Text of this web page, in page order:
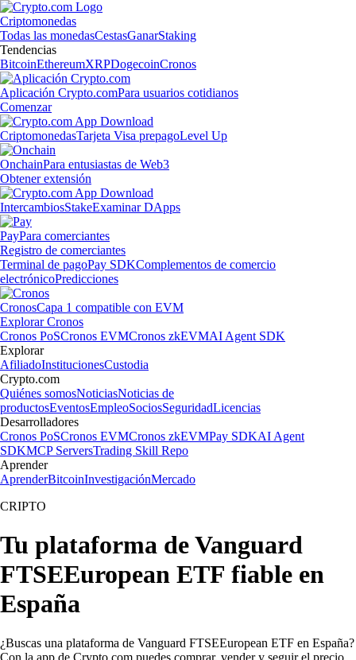
Criptomonedas
Todas las monedasCestasGanarStaking
Tendencias
BitcoinEthereumXRPDogecoinCronos
Aplicación Crypto.comPara usuarios cotidianos
Comenzar
CriptomonedasTarjeta Visa prepagoLevel Up
OnchainPara entusiastas de Web3
Obtener extensión
IntercambiosStakeExaminar DApps
PayPara comerciantes
Registro de comerciantes
Terminal de pagoPay SDKComplementos de comercio
electrónicoPredicciones
CronosCapa 1 compatible con EVM
Explorar Cronos
Cronos PoSCronos EVMCronos zkEVMAI Agent SDK
Explorar
AfiliadoInstitucionesCustodia
Crypto.com
Quiénes somosNoticiasNoticias de
productosEventosEmpleoSociosSeguridadLicencias
Desarrolladores
Cronos PoSCronos EVMCronos zkEVMPay SDKAI Agent
SDKMCP ServersTrading Skill Repo
Aprender
AprenderBitcoinInvestigaciónMercado
CRIPTO
Tu plataforma de Vanguard
FTSEEuropean ETF fiable en
España
¿Buscas una plataforma de Vanguard FTSEEuropean ETF en España?
Con la app de Crypto.com puedes comprar, vender y seguir el precio